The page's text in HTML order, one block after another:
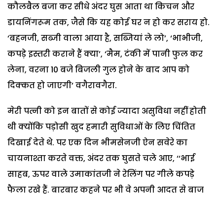
कौलबैल बजा कर सीधे अंदर घुस आता था किचन और
डायनिंगरूम तक, जैसे कि यह कोई घर न हो कर सराय हो.
‘बहनजी, सब्जी वाला आया है, सब्जियां ले लो’, ‘भाभीजी,
कपड़े इस्तरी कराने हैं क्या’, ‘मैम, टंकी में पानी फुल कर
लेना, वरना 10 बजे बिजली गुल होने के बाद आप को
दिक्कत हो जाएगी’ वगैरावगैरा.
मेरी पत्नी को इन बातों से कोई ज्यादा असुविधा नहीं होती
थी क्योंकि पड़ोसी खुद हमारी सुविधाओं के लिए चिंतित
दिखाई देते थे. पर एक दिन भीमसेनजी ऐन सवेरे का
चायनाश्ता करते वक्त, अंदर तक घुसते चले आए, ‘‘भाई
साहब, ऊपर वाले उमाकांतजी ने रेलिंग पर गीले कपड़े
फैला रखे हैं. बारबार कहने पर भी वे अपनी आदत से बाज